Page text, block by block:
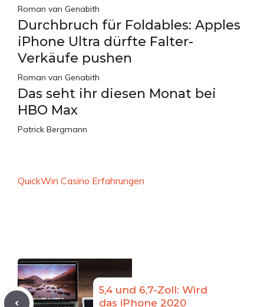
Roman van Genabith
Durchbruch für Foldables: Apples
iPhone Ultra dürfte Falter-
Verkäufe pushen
Roman van Genabith
Das seht ihr diesen Monat bei
HBO Max
Patrick Bergmann
QuickWin Casino Erfahrungen
5,4 und 6,7-Zoll: Wird
das iPhone 2020